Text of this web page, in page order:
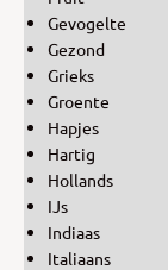
Gevogelte
Gezond
Grieks
Groente
Hapjes
Hartig
Hollands
IJs
Indiaas
Italiaans